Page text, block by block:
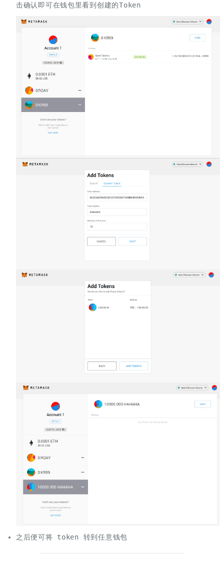
击确认即可在钱包里看到创建的Token
之后便可将 token 转到任意钱包